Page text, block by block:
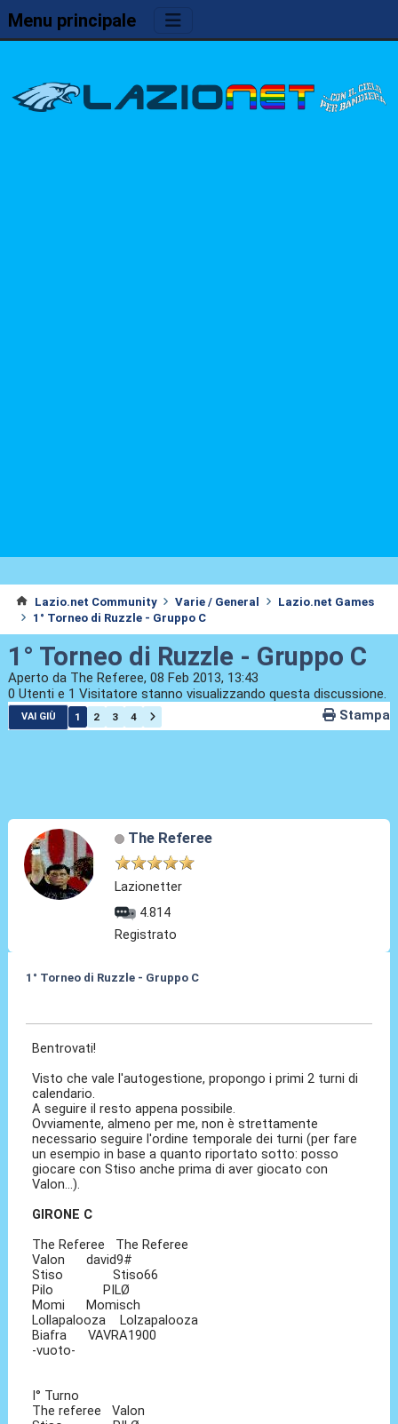
Menu principale
Lazio.net Community Varie / General
Lazio.net Games
1° Torneo di Ruzzle - Gruppo C
1° Torneo di Ruzzle - Gruppo C
Aperto da The Referee, 08 Feb 2013, 13:43
0 Utenti e 1 Visitatore stanno visualizzando questa discussione.
VAI GIÙ 1 2 3 4 Stampa
The Referee
Lazionetter
4.814
Registrato
1° Torneo di Ruzzle - Gruppo C
Bentrovati!
Visto che vale l'autogestione, propongo i primi 2 turni di
calendario.
A seguire il resto appena possibile.
Ovviamente, almeno per me, non è strettamente
necessario seguire l'ordine temporale dei turni (per fare
un esempio in base a quanto riportato sotto: posso
giocare con Stiso anche prima di aver giocato con
Valon...).
GIRONE C
The Referee The Referee
Valon david9#
Stiso Stiso66
Pilo PILØ
Momi Momisch
Lollapalooza Lolzapalooza
Biafra VAVRA1900
-vuoto-
I° Turno
The referee Valon